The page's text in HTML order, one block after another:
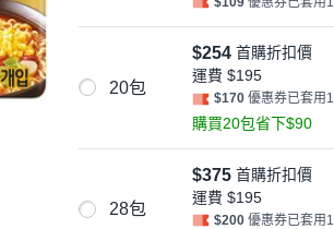
20包
$254 首購折扣價
運費 $195
$170 優惠券已套用
購買20包省下$90
28包
$375 首購折扣價
運費 $195
$200 優惠券已套用